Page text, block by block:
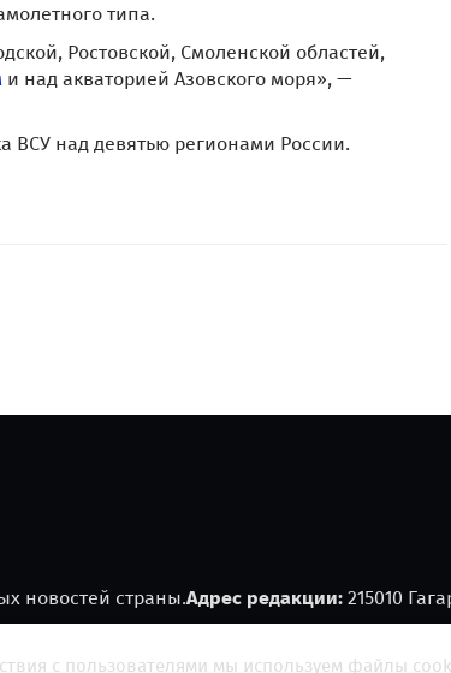
типа.
Ростовской, Смоленской областей,
и над акваторией Азовского моря», —
ВСУ над девятью регионами России.
новостей страны.Адрес редакции: 215010
с пользователями мы используем файлы